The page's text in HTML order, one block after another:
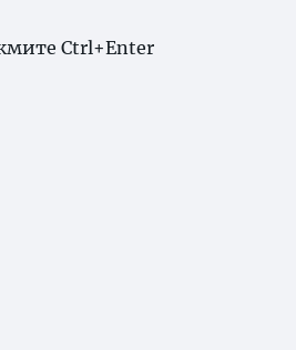
Ctrl+Enter